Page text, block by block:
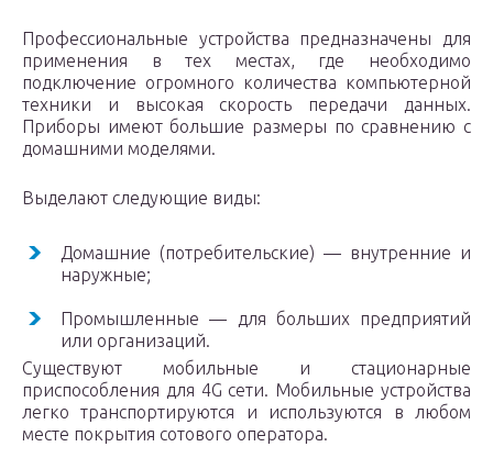
Профессиональные устройства предназначены для
применения в тех местах, где необходимо
подключение огромного количества компьютерной
техники и высокая скорость передачи данных.
Приборы имеют большие размеры по сравнению с
домашними моделями.
Выделают следующие виды:
Домашние (потребительские) — внутренние и
наружные;
Промышленные — для больших предприятий
или организаций.
Существуют мобильные и стационарные
приспособления для 4G сети. Мобильные устройства
легко транспортируются и используются в любом
месте покрытия сотового оператора.